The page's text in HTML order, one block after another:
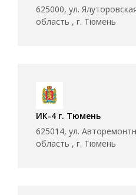
625000, ул.
область , г. Тюмень
ИК-4 г. Тюмень
625014, ул.
область , г. Тюмень